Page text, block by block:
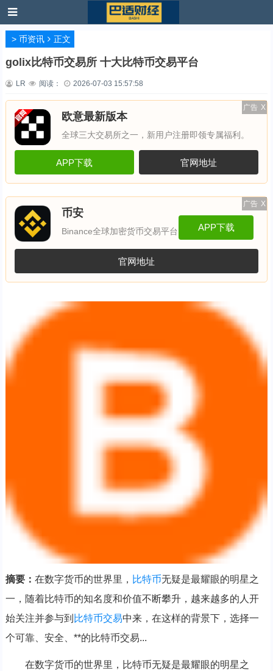
> 币资讯 正文
golix比特币交易所 十大比特币交易平台
LR 阅读： 2026-07-03 15:57:58
广告 X
欧意最新版本
全球三大交易所之一，新用户注册即领专属福利。
APP下载 官网地址
广告 X
币安
Binance全球加密货币交易平台 APP下载
官网地址
摘要： 在数字货币的世界里， 比特币无疑是最耀眼的明星之
一，随着比特币的知名度和价值不断攀升，越来越多的人开
始关注并参与到 比特币交易中来，在这样的背景下，选择一
个可靠、安全、**的比特币交易...
在数字货币的世界里，比特币无疑是最耀眼的明星之